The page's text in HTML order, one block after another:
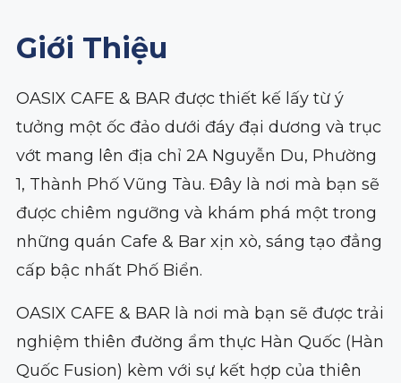
Giới Thiệu
OASIX CAFE & BAR được thiết kế lấy từ ý
tưởng một ốc đảo dưới đáy đại dương và trục
vớt mang lên địa chỉ 2A Nguyễn Du, Phường
1, Thành Phố Vũng Tàu. Đây là nơi mà bạn sẽ
được chiêm ngưỡng và khám phá một trong
những quán Cafe & Bar xịn xò, sáng tạo đẳng
cấp bậc nhất Phố Biển.
OASIX CAFE & BAR là nơi mà bạn sẽ được trải
nghiệm thiên đường ẩm thực Hàn Quốc (Hàn
Quốc Fusion) kèm với sự kết hợp của thiên